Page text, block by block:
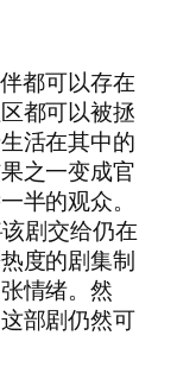
都可以存在
都可以被拯
活在其中的
之一变成官
半的观众。
剧交给仍在
度的剧集制
情绪。然
部剧仍然可